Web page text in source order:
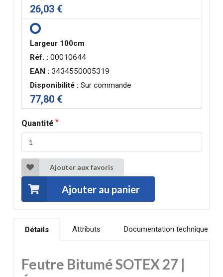
26,03 €
Largeur 100cm
Réf. : 00010644
EAN : 3434550005319
Disponibilité : Sur commande
77,80 €
Quantité
Ajouter aux favoris
Ajouter au panier
Détails Attributs Documentation technique
Feutre Bitumé SOTEX 27 |